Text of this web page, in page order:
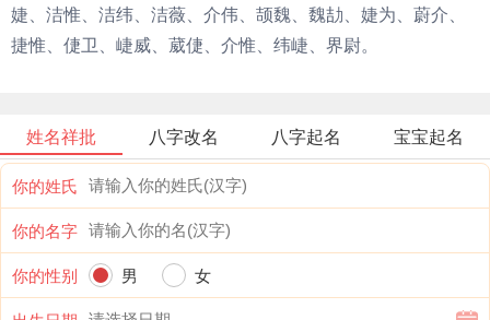
婕、洁惟、洁纬、洁薇、介伟、颉魏、魏劼、婕为、蔚介、
捷惟、倢卫、崨威、葳倢、介惟、纬崨、界尉。
姓名祥批 八字改名 八字起名 宝宝起名
你的姓氏
你的名字
你的性别
男
女